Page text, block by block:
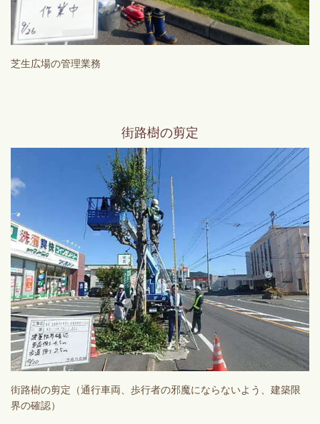
芝生広場の管理業務
街路樹の剪定
街路樹の剪定（通行車両、歩行者の邪魔にならないよう、建築限
界の確認）